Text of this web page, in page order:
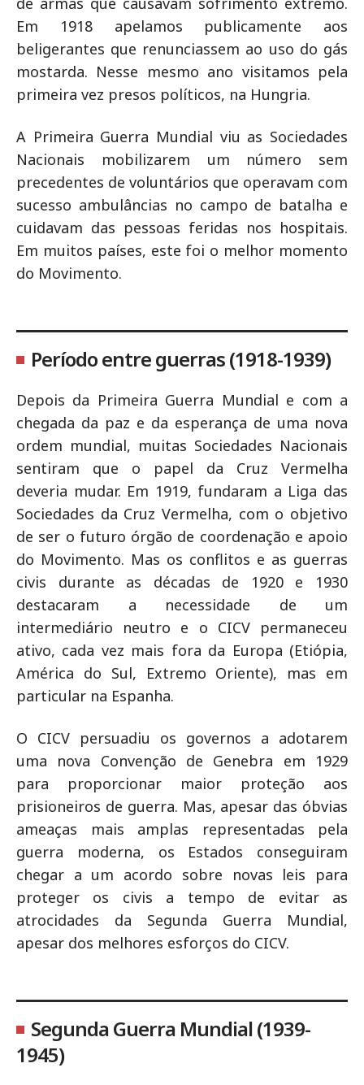
Em 1918 apelamos publicamente aos
beligerantes que renunciassem ao uso do gás
mostarda. Nesse mesmo ano visitamos pela
primeira vez presos políticos, na Hungria.
A Primeira Guerra Mundial viu as Sociedades
Nacionais mobilizarem um número sem
precedentes de voluntários que operavam com
sucesso ambulâncias no campo de batalha e
cuidavam das pessoas feridas nos hospitais.
Em muitos países, este foi o melhor momento
do Movimento.
Período entre guerras (1918-1939)
Depois da Primeira Guerra Mundial e com a
chegada da paz e da esperança de uma nova
ordem mundial, muitas Sociedades Nacionais
sentiram que o papel da Cruz Vermelha
deveria mudar. Em 1919, fundaram a Liga das
Sociedades da Cruz Vermelha, com o objetivo
de ser o futuro órgão de coordenação e apoio
do Movimento. Mas os conflitos e as guerras
civis durante as décadas de 1920 e 1930
destacaram a necessidade de um
intermediário neutro e o CICV permaneceu
ativo, cada vez mais fora da Europa (Etiópia,
América do Sul, Extremo Oriente), mas em
particular na Espanha.
O CICV persuadiu os governos a adotarem
uma nova Convenção de Genebra em 1929
para proporcionar maior proteção aos
prisioneiros de guerra. Mas, apesar das óbvias
ameaças mais amplas representadas pela
guerra moderna, os Estados conseguiram
chegar a um acordo sobre novas leis para
proteger os civis a tempo de evitar as
atrocidades da Segunda Guerra Mundial,
apesar dos melhores esforços do CICV.
Segunda Guerra Mundial (1939-
1945)